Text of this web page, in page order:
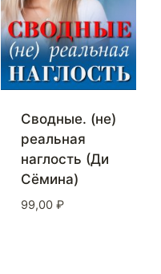
Сводные. (не)
реальная
наглость (Ди
Сёмина)
99,00 ₽